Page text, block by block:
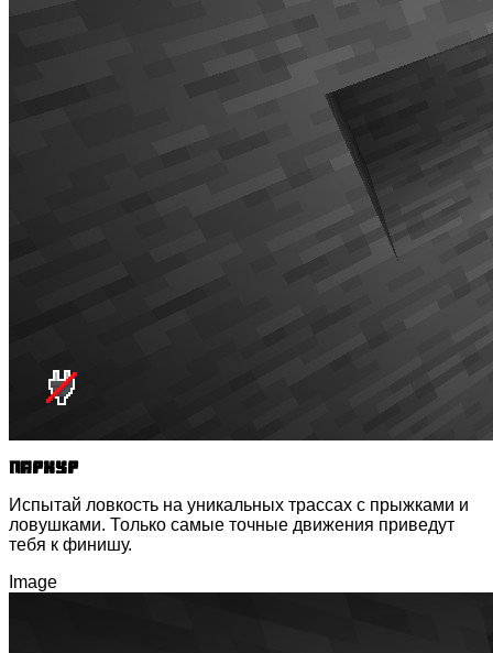
Паркур
Испытай ловкость на уникальных трассах с прыжками и
ловушками. Только самые точные движения приведут
тебя к финишу.
Image